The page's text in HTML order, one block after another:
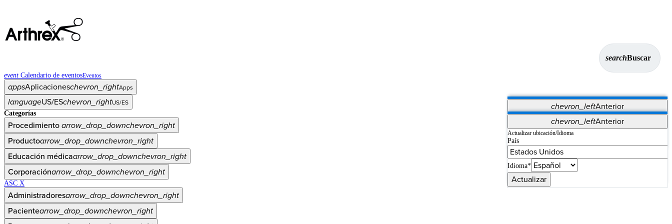
searchBuscar
event Calendario de eventosEventos
appsAplicacioneschevron_rightApps
chevron_leftAnterior
Vet Systems OrthoPedia Patient
Supplier Portal
Synergy Imaging & Resection
languageUS/ESchevron_rightUS/ES
chevron_leftAnterior
Actualizar ubicación/Idioma
País
Idioma*
Actualizar
Categorías
Procedimientoarrow_drop_downchevron_right
Productoarrow_drop_downchevron_right
Educación médicaarrow_drop_downchevron_right
Corporaciónarrow_drop_downchevron_right
ASC X
Administradoresarrow_drop_downchevron_right
Pacientearrow_drop_downchevron_right